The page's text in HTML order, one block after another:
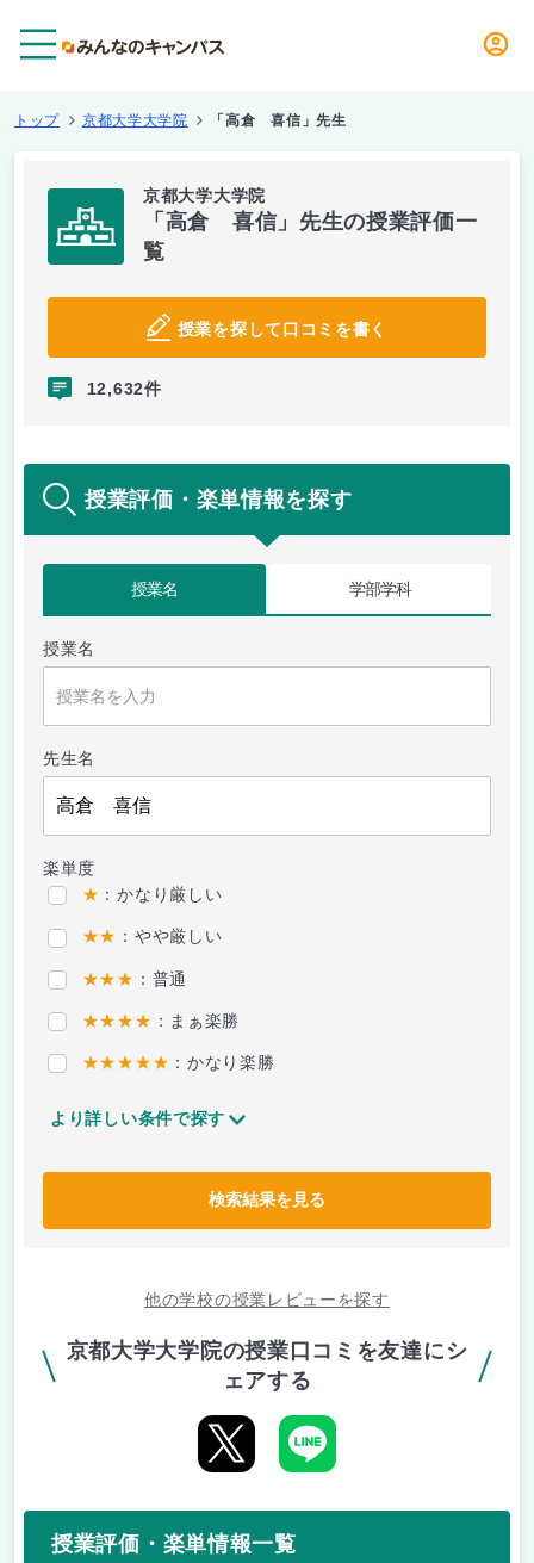
トップ 京都大学大学院 「高倉 喜信」先生
京都大学大学院
「高倉 喜信」先生の授業評価一
覧
授業を探して口コミを書く
12,632件
授業評価・楽単情報を探す
授業名 学部学科
授業名
先生名
楽単度
★ ：かなり厳しい
★★ ：やや厳しい
★★★ ：普通
★★★★ ：まぁ楽勝
★★★★★ ：かなり楽勝
より詳しい条件で探す
検索結果を見る
他の学校の授業レビューを探す
京都大学大学院の授業口コミを友達にシ
ェアする
授業評価・楽単情報一覧